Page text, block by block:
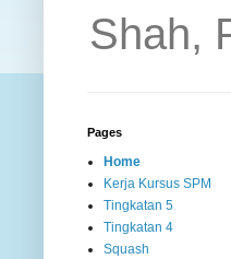
Shah,
Pages
Home
Kerja Kursus SPM
Tingkatan 5
Tingkatan 4
Squash